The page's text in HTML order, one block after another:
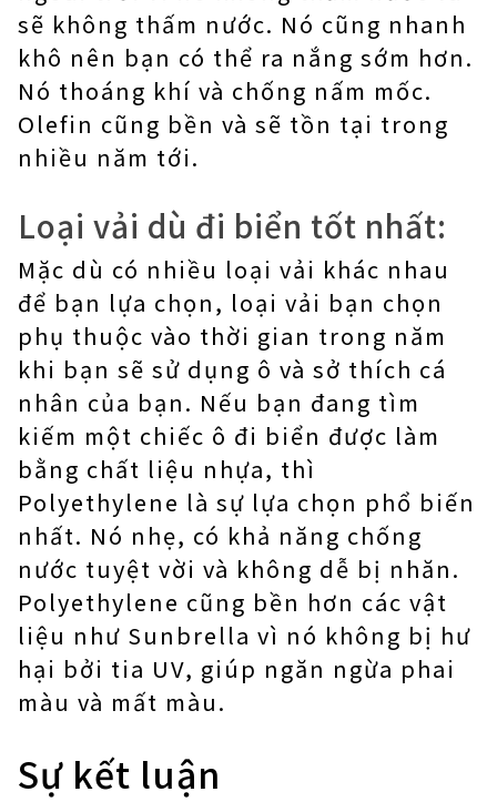
sẽ không thấm nước. Nó cũng nhanh
khô nên bạn có thể ra nắng sớm hơn.
Nó thoáng khí và chống nấm mốc.
Olefin cũng bền và sẽ tồn tại trong
nhiều năm tới.
Loại vải dù đi biển tốt nhất:
Mặc dù có nhiều loại vải khác nhau
để bạn lựa chọn, loại vải bạn chọn
phụ thuộc vào thời gian trong năm
khi bạn sẽ sử dụng ô và sở thích cá
nhân của bạn. Nếu bạn đang tìm
kiếm một chiếc ô đi biển được làm
bằng chất liệu nhựa, thì
Polyethylene là sự lựa chọn phổ biến
nhất. Nó nhẹ, có khả năng chống
nước tuyệt vời và không dễ bị nhăn.
Polyethylene cũng bền hơn các vật
liệu như Sunbrella vì nó không bị hư
hại bởi tia UV, giúp ngăn ngừa phai
màu và mất màu.
Sự kết luận